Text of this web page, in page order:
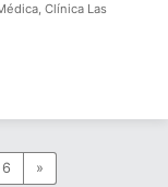
Clínica Las
6 »